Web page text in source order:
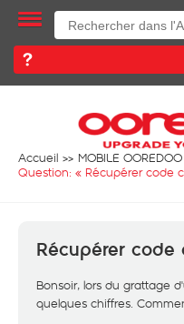
Accueil
MOBILE OOREDOO
Question: « Récupérer code
Récupérer code
Bonsoir, lors du grattage
quelques chiffres.